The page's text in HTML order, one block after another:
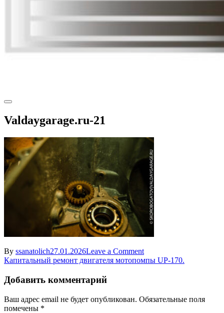
Valdaygarage.ru-21
By ssanatolich27.01.2026Leave a Commenton
Valdaygarage.ru-
Навигация
по
записям
Капитальный ремонт двигателя мотопомпы UP-170.
Добавить комментарий
Ваш адрес email не будет опубликован. Обязательные поля
помечены *